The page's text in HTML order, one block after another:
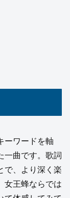
ーワードを軸
一曲です。歌詞
で、より深く楽
女王蜂ならでは